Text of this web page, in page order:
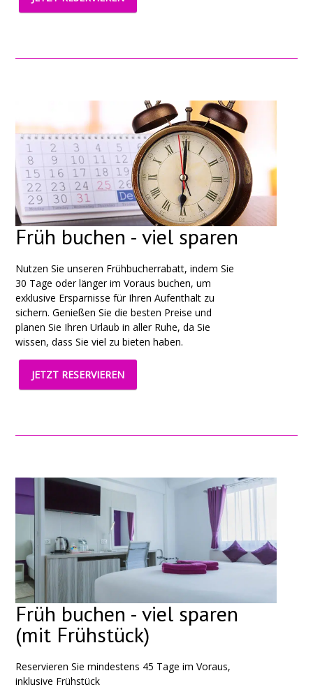
Früh buchen - viel sparen
Nutzen Sie unseren Frühbucherrabatt, indem Sie
30 Tage oder länger im Voraus buchen, um
exklusive Ersparnisse für Ihren Aufenthalt zu
sichern. Genießen Sie die besten Preise und
planen Sie Ihren Urlaub in aller Ruhe, da Sie
wissen, dass Sie viel zu bieten haben.
JETZT RESERVIEREN
Früh buchen - viel sparen
(mit Frühstück)
Reservieren Sie mindestens 45 Tage im Voraus,
inklusive Frühstück